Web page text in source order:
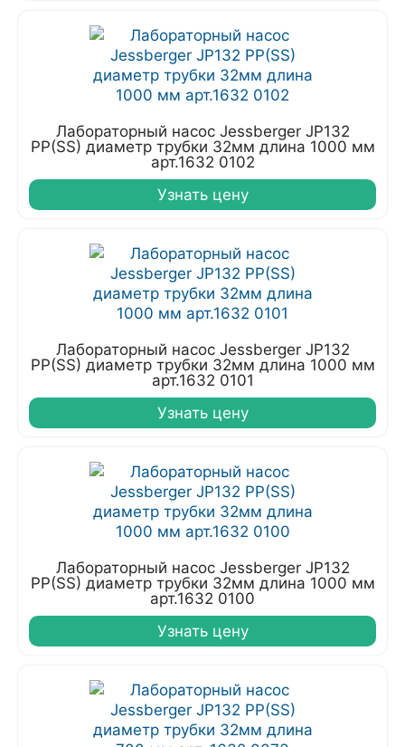
Лабораторный насос Jessberger JP132
PP(SS) диаметр трубки 32мм длина 1000 мм
арт.1632 0102
Узнать цену
Лабораторный насос Jessberger JP132
PP(SS) диаметр трубки 32мм длина 1000 мм
арт.1632 0101
Узнать цену
Лабораторный насос Jessberger JP132
PP(SS) диаметр трубки 32мм длина 1000 мм
арт.1632 0100
Узнать цену